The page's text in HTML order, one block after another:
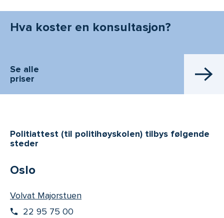
Hva koster en konsultasjon?
Se alle
priser
Politiattest (til politihøyskolen) tilbys følgende
steder
Oslo
Volvat Majorstuen
22 95 75 00